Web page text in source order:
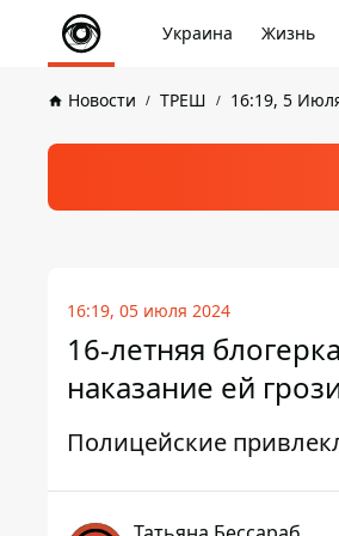
Украина Жизнь
Новости ТРЕШ 16:19, 5
16:19, 05 июля 2024
16-летняя
наказание ей
Полицейские